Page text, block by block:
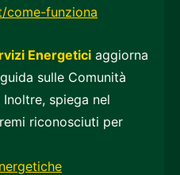
come-funziona
Energetici aggiorna
sulle Comunità
spiega nel
riconosciuti per